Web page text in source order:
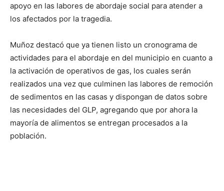
apoyo en las labores de abordaje social para atender a
los afectados por la tragedia.
Muñoz destacó que ya tienen listo un cronograma de
actividades para el abordaje en del municipio en cuanto a
la activación de operativos de gas, los cuales serán
realizados una vez que culminen las labores de remoción
de sedimentos en las casas y dispongan de datos sobre
las necesidades del GLP, agregando que por ahora la
mayoría de alimentos se entregan procesados a la
población.